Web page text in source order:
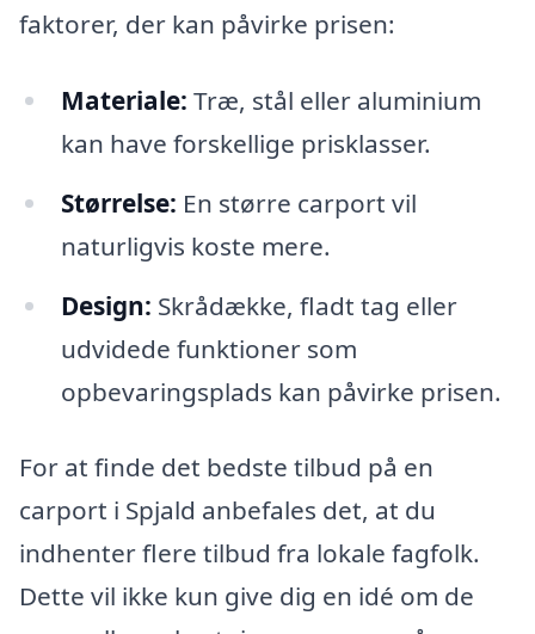
faktorer, der kan påvirke prisen:
Materiale: Træ, stål eller aluminium
kan have forskellige prisklasser.
Størrelse: En større carport vil
naturligvis koste mere.
Design: Skrådække, fladt tag eller
udvidede funktioner som
opbevaringsplads kan påvirke prisen.
For at finde det bedste tilbud på en
carport i Spjald anbefales det, at du
indhenter flere tilbud fra lokale fagfolk.
Dette vil ikke kun give dig en idé om de